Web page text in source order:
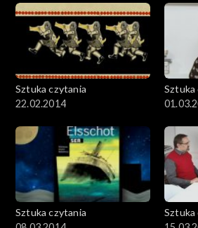
Sztuka czytania
22.02.2014
Sztuka
Sztuka czytania
Sztuka